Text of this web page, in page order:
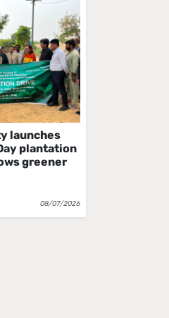
launches
plantation
greener
08/07/2026